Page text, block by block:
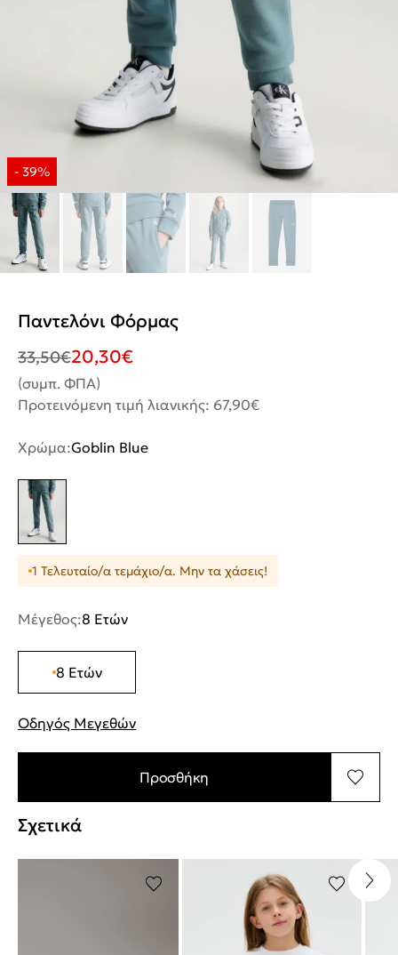
Παντελόνι Φόρμας
33,50€20,30€
(συμπ. ΦΠΑ)
Προτεινόμενη τιμή λιανικής: 67,90€
Χρώμα:Goblin Blue
1 Τελευταίο/α τεμάχιο/α. Μην τα χάσεις!
Μέγεθος:8 Ετών
8 Ετών
Οδηγός Μεγεθών
Προσθήκη
Σχετικά